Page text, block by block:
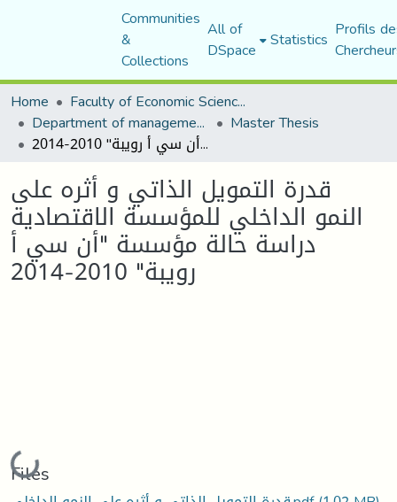
Communities
&
Collections
All of
DSpace Statistics Profils
Home
Faculty of Economic Sciences, Commerce and Management Sciences
Department of management sciences Master Thesis
قدرة التمويل الذاتي و أثره على النمو الداخلي للمؤسسة الاقتصادية دراسة حالة مؤسسة "أن سي أ رويبة" 2010-2014
قدرة التمويل الذاتي و أثره على
النمو الداخلي للمؤسسة الاقتصادية
دراسة حالة مؤسسة "أن سي أ
رويبة" 2010-2014
Loading...
Files